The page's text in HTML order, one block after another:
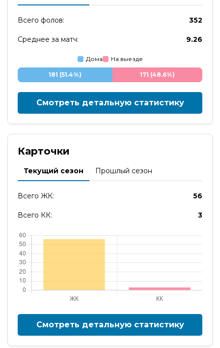
Всего фолов: 352
Среднее за матч: 9.26
Дома На выезде
181 (51.4%) 171 (48.6%)
Смотреть детальную статистику
Карточки
Текущий сезон Прошлый сезон
Всего ЖК: 56
Всего КК: 3
Смотреть детальную статистику